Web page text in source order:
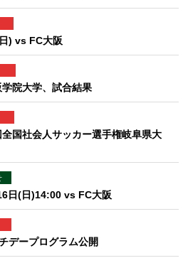
) vs FC大阪
院大学、試合結果
国社会人サッカー選手権岐阜県大
日(日)14:00 vs FC大阪
デープログラム公開